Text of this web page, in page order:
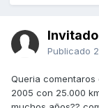
Publicado
Queria
2005 con 25.000